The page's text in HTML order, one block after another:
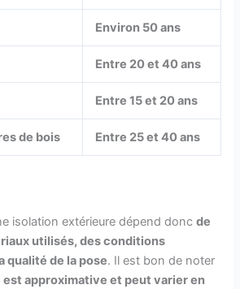
Environ 50 ans
Entre 20 et 40 ans
Entre 15 et 20 ans
de bois Entre 25 et 40 ans
isolation extérieure dépend doncde
utilisés, des conditions
qualité de la pose. Il est bon de noter
est approximative et peut varier en